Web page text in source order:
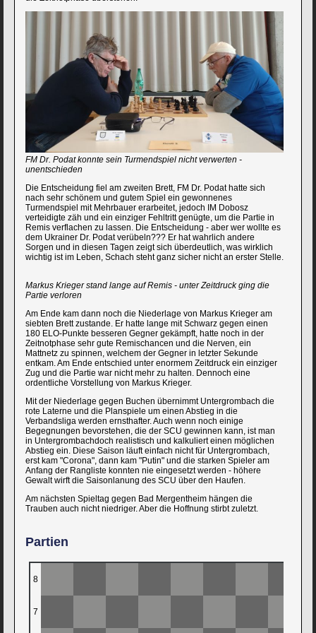
FM Dr. Podat konnte sein Turmendspiel nicht verwerten -
unentschieden
Die Entscheidung fiel am zweiten Brett, FM Dr. Podat hatte sich
nach sehr schönem und gutem Spiel ein gewonnenes
Turmendspiel mit Mehrbauer erarbeitet, jedoch IM Dobosz
verteidigte zäh und ein einziger Fehltritt genügte, um die Partie in
Remis verflachen zu lassen. Die Entscheidung - aber wer wollte es
dem Ukrainer Dr. Podat verübeln??? Er hat wahrlich andere
Sorgen und in diesen Tagen zeigt sich überdeutlich, was wirklich
wichtig ist im Leben, Schach steht ganz sicher nicht an erster Stelle.
Markus Krieger stand lange auf Remis - unter Zeitdruck ging die
Partie verloren
Am Ende kam dann noch die Niederlage von Markus Krieger am
siebten Brett zustande. Er hatte lange mit Schwarz gegen einen
180 ELO-Punkte besseren Gegner gekämpft, hatte noch in der
Zeitnotphase sehr gute Remischancen und die Nerven, ein
Mattnetz zu spinnen, welchem der Gegner in letzter Sekunde
entkam. Am Ende entschied unter enormem Zeitdruck ein einziger
Zug und die Partie war nicht mehr zu halten. Dennoch eine
ordentliche Vorstellung von Markus Krieger.
Mit der Niederlage gegen Buchen übernimmt Untergrombach die
rote Laterne und die Planspiele um einen Abstieg in die
Verbandsliga werden ernsthafter. Auch wenn noch einige
Begegnungen bevorstehen, die der SCU gewinnen kann, ist man
in Untergrombachdoch realistisch und kalkuliert einen möglichen
Abstieg ein. Diese Saison läuft einfach nicht für Untergrombach,
erst kam "Corona", dann kam "Putin" und die starken Spieler am
Anfang der Rangliste konnten nie eingesetzt werden - höhere
Gewalt wirft die Saisonlanung des SCU über den Haufen.
Am nächsten Spieltag gegen Bad Mergentheim hängen die
Trauben auch nicht niedriger. Aber die Hoffnung stirbt zuletzt.
Partien
8
7